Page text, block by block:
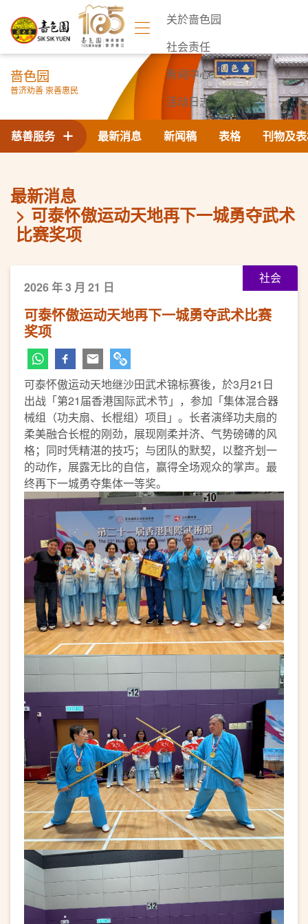
关於啬色园
社会责任
新闻中心
活动日志
联络我们
啬色园
普济劝善 崇善惠民
最新消息 新闻稿 表格 刊物及
慈善服务
最新消息
可泰怀傲运动天地再下一城勇夺武术
比赛奖项
社会
2026 年 3 月 21 日
可泰怀傲运动天地再下一城勇夺武术比赛
奖项
可泰怀傲运动天地继沙田武术锦标赛後，於3月21日
出战「第21届香港国际武术节」，参加「集体混合器
械组（功夫扇、长棍组）项目」。长者演绎功夫扇的
柔美融合长棍的刚劲，展现刚柔并济、气势磅礡的风
格；同时凭精湛的技巧；与团队的默契，以整齐划一
的动作，展露无比的自信，赢得全场观众的掌声。最
终再下一城勇夺集体一等奖。